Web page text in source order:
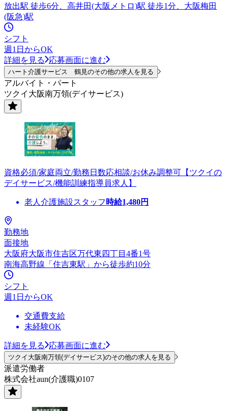
放出駅 徒歩6分、高井田(大阪メトロ)駅 徒歩1分、大阪梅田
(阪急)駅
シフト
週1日からOK
詳細を見る
応募画面に進む
ハート介護サービス 鶴見のその他の求人を見る
アルバイト・パート
ツクイ大阪南万領(デイサービス)
資格必須/家庭両立/勤務日数応相談/お休み調整可【ツクイの
デイサービス/機能訓練指導員求人】
老人介護施設スタッフ 時給1,480円
勤務地
面接地
大阪府大阪市住吉区万代東四丁目4番1号
南海高野線「住吉東駅」から徒歩約10分
シフト
週1日からOK
交通費支給
未経験OK
詳細を見る 応募画面に進む
ツクイ大阪南万領(デイサービス)のその他の求人を見る
派遣労働者
株式会社aun(介護職)0107